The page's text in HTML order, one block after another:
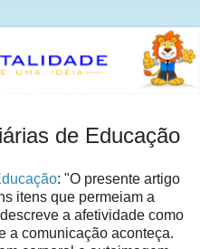
de Educação
: "O presente artigo
itens que permeiam a
a afetividade como
a comunicação aconteça.